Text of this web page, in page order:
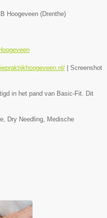
Hoogeveen (Drenthe)
Screenshot
in het pand van Basic-Fit. Dit
Dry Needling, Medische